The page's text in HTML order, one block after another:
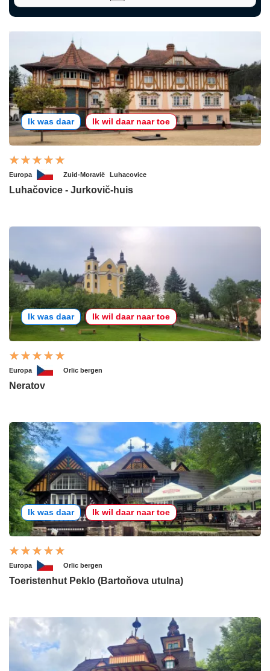
Ik was daar Ik wil daar naar toe
Europa Zuid-Moravië Luhacovice
Luhačovice - Jurkovič-huis
Ik was daar Ik wil daar naar toe
Europa Orlic bergen
Neratov
Ik was daar Ik wil daar naar toe
Europa Orlic bergen
Toeristenhut Peklo (Bartoňova utulna)